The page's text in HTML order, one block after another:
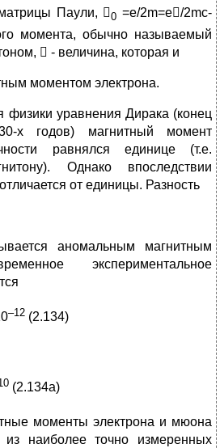
Паули, 0 =e/2m=e/2mc-
момента, обычно называемый
 - величина, которая и
моментом электрона.
физики уравнения Дирака (конец
х годов) магнитный момент
равнялся единице (т.е.
Однако впоследствии
от единицы. Разность
аномальным магнитным
экспериментальное
–12 (2.134)
(2.134а)
моменты электрона и мюона
наиболее точно измеренных